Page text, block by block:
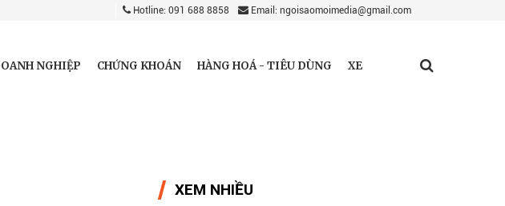
Hotline: 091 688 8858 Email: ngoisaomoimedia@gmail.com
NGHIỆP CHỨNG KHOÁN HÀNG HOÁ - TIÊU DÙNG XE
XEM NHIỀU